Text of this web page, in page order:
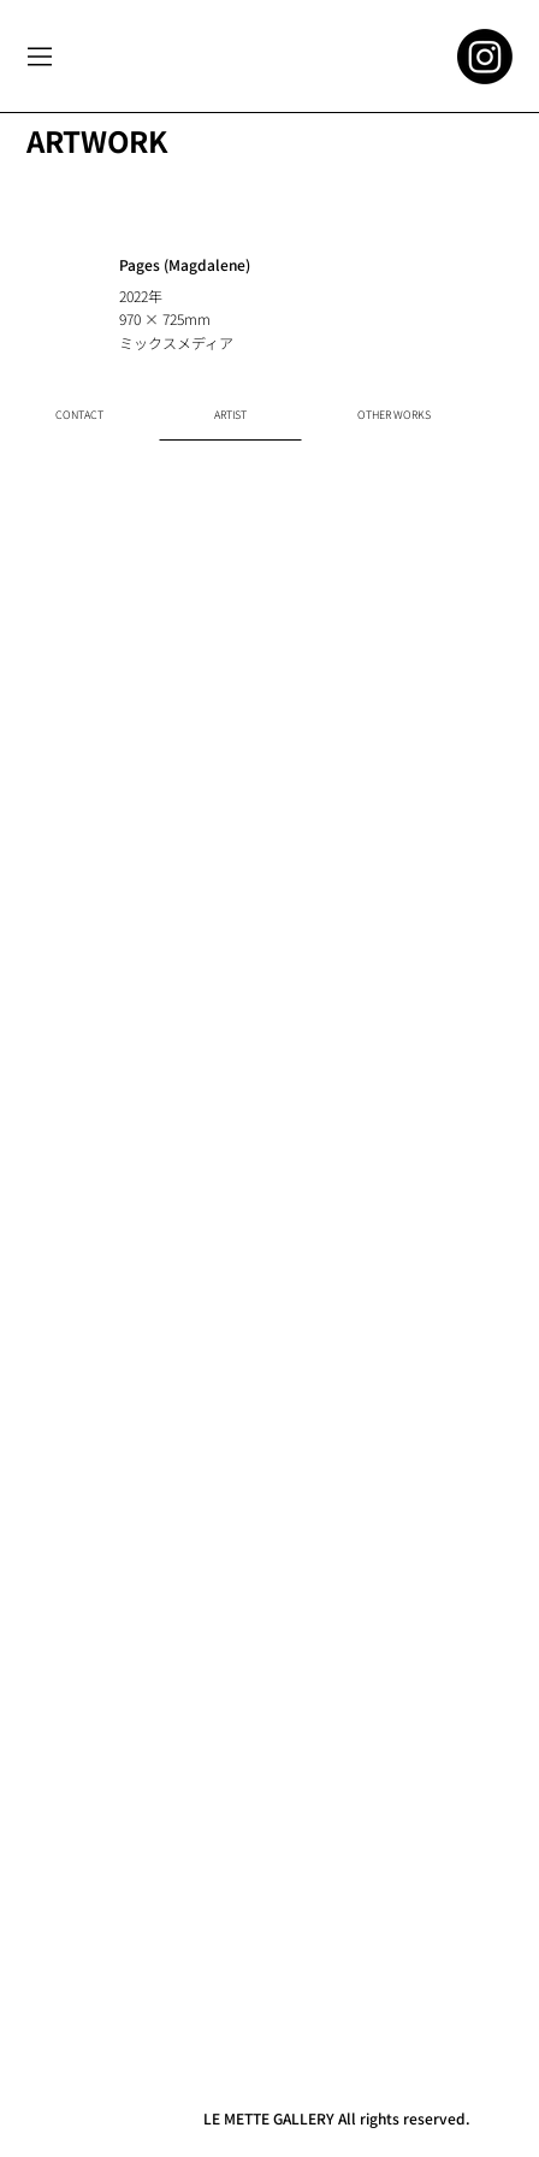
Pages (Magdalene)
2022年
970 × 725mm
ミックスメディア
CONTACT ARTIST OTHER WORKS
ARTWORK
LE METTE GALLERY All rights reserved.